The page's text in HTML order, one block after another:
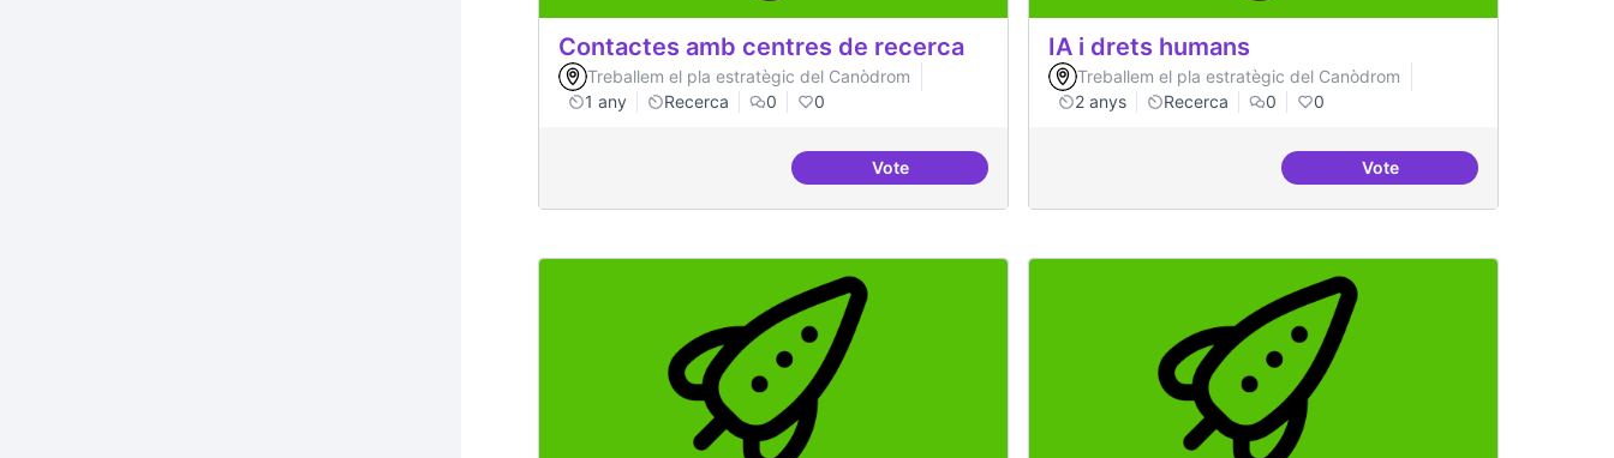
Contactes amb centres de recerca
Treballem el pla estratègic del Canòdrom
1 any
Recerca 0 0
VoteContactes amb centres de recerca
IA i drets humans
Treballem el pla estratègic del Canòdrom
2 anys
Recerca 0 0
VoteIA i drets humans